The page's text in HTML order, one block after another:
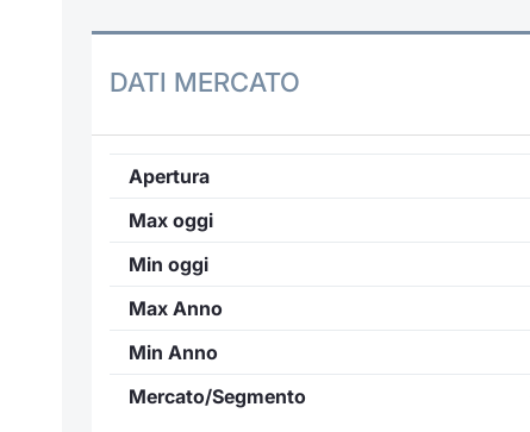
DATI MERCATO
Apertura
Max oggi
Min oggi
Max Anno
Min Anno
Mercato/Segmento